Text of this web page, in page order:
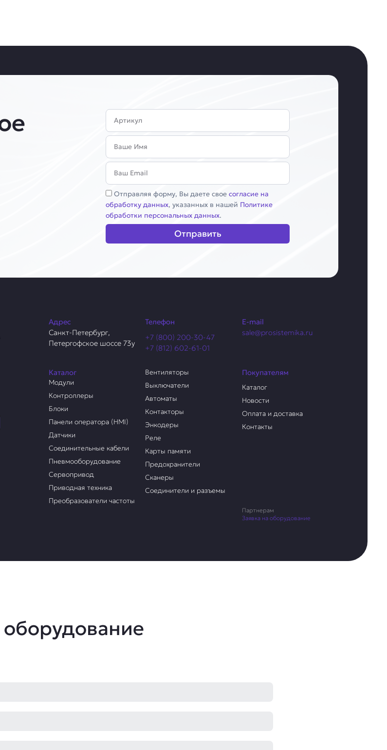
Артикул
Имя
Email
Соглашение
Отправляя форму, Вы даете своесогласие на
обработку данных, указанных в нашей Политике
обработки персональных данных.
Отправить
Адрес
Санкт-Петербург,
Петергофское шоссе 73у
Телефон
+7 (800) 200-30-47
+7 (812) 602-61-01
E-mail
sale@prosistemika.ru
Каталог
Модули
Контроллеры
Блоки
Панели оператора (HMI)
Датчики
Соединительные кабели
Пневмооборудование
Сервопривод
Приводная техника
Преобразователи частоты
Вентиляторы
Выключатели
Автоматы
Контакторы
Энкодеры
Реле
Карты памяти
Предохранители
Сканеры
Соединители и разъемы
Покупателям
Каталог
Новости
Оплата и доставка
Контакты
Партнерам
Заявка на оборудование
оборудование